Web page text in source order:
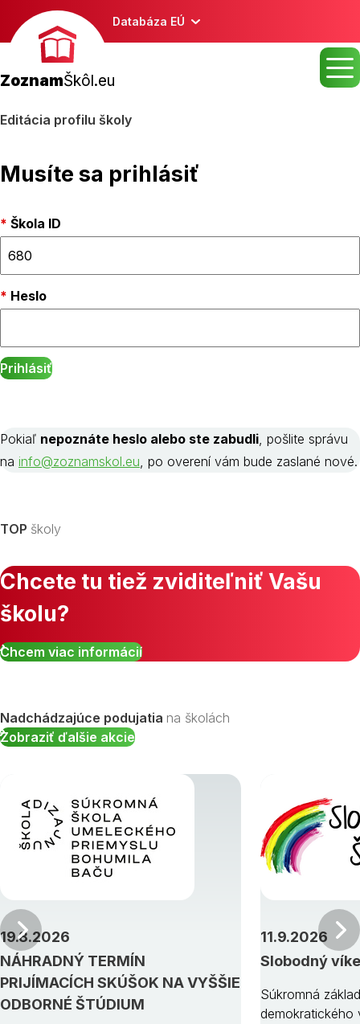
Databáza EÚ
ZoznamŠkôl.eu
Editácia profilu školy
Musíte sa prihlásiť
Škola ID
Heslo
Pokiaľ nepoznáte heslo alebo ste zabudli, pošlite správu
na info@zoznamskol.eu, po overení vám bude zaslané nové.
TOP školy
Chcete tu tiež zviditeľniť Vašu
školu?
Chcem viac informácií
Nadchádzajúce podujatia na školách
Zobraziť ďalšie akcie
NÁHRADNÝ TERMÍN
PRIJÍMACÍCH SKÚŠOK NA VYŠŠIE
ODBORNÉ ŠTÚDIUM
19.8.2026
Slobodný
11.9.2026
Súkromná
demokratického
Predchádzajúci